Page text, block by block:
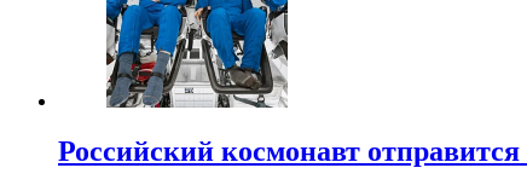
Российский космонавт